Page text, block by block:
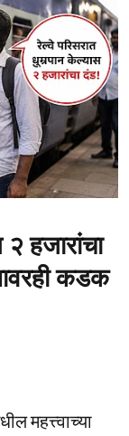
हजारांचा
कडक
महत्त्वाच्या